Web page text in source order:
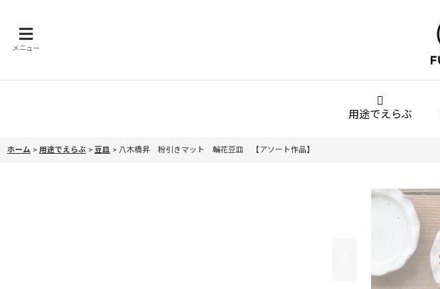
メニュー
用途でえらぶ
ホーム > 用途でえらぶ > 豆皿 > 八木橋昇 粉引きマット 輪花豆皿 【アソート作品】